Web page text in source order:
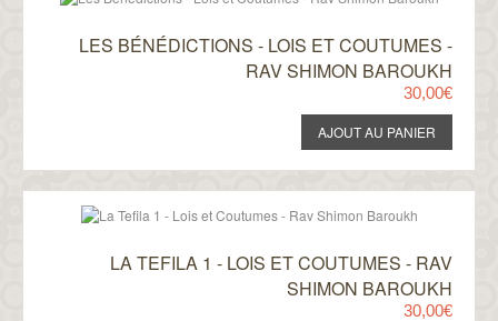
LES BÉNÉDICTIONS - LOIS ET COUTUMES -
RAV SHIMON BAROUKH
30,00€
LA TEFILA 1 - LOIS ET COUTUMES - RAV
SHIMON BAROUKH
30,00€